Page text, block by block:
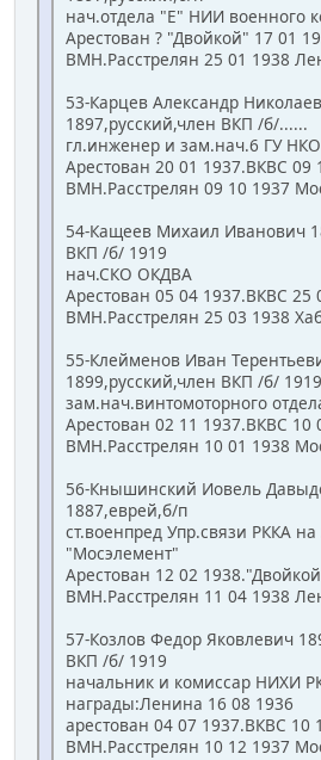
нач.отдела "Е" НИИ военного
Арестован ? "Двойкой" 17 01
ВМН.Расстрелян 25 01 1938
53-Карцев Александр
1897,русский,член ВКП /б/......
гл.инженер и зам.нач.6 ГУ
Арестован 20 01 1937.ВКВС 09
ВМН.Расстрелян 09 10 1937
54-Кащеев Михаил Иванович
ВКП /б/ 1919
нач.СКО ОКДВА
Арестован 05 04 1937.ВКВС 25
ВМН.Расстрелян 25 03 1938
55-Клейменов Иван
1899,русский,член ВКП /б/ 1919
зам.нач.винтомоторного
Арестован 02 11 1937.ВКВС 10
ВМН.Расстрелян 10 01 1938
56-Кнышинский Иовель
1887,еврей,б/п
ст.военпред Упр.связи РККА на
"Мосэлемент"
Арестован 12 02
ВМН.Расстрелян 11 04 1938
57-Козлов Федор Яковлевич
ВКП /б/ 1919
начальник и комиссар НИХИ
награды:Ленина 16 08 1936
арестован 04 07 1937.ВКВС 10
ВМН.Расстрелян 10 12 1937